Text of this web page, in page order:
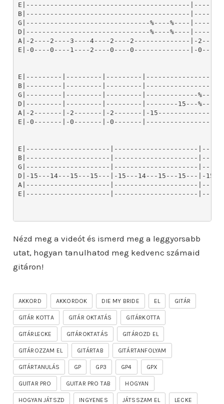
Nézd meg a videót és ismerd meg a leggyorsabb
utat, hogyan tanulhatod meg kedvenc számaid
gitáron!
AKKORD AKKORDOK DIE MY BRIDE EL GITÁR
GITÁR KOTTA GITÁR OKTATÁS GITÁRKOTTA
GITÁRLECKE GITÁROKTATÁS GITÁROZD EL
GITÁROZZAM EL GITÁRTAB GITÁRTANFOLYAM
GITÁRTANULÁS GP GP3 GP4 GPX
GUITAR PRO GUITAR PRO TAB HOGYAN
HOGYAN JÁTSZD INGYENES JÁTSSZAM EL LECKE